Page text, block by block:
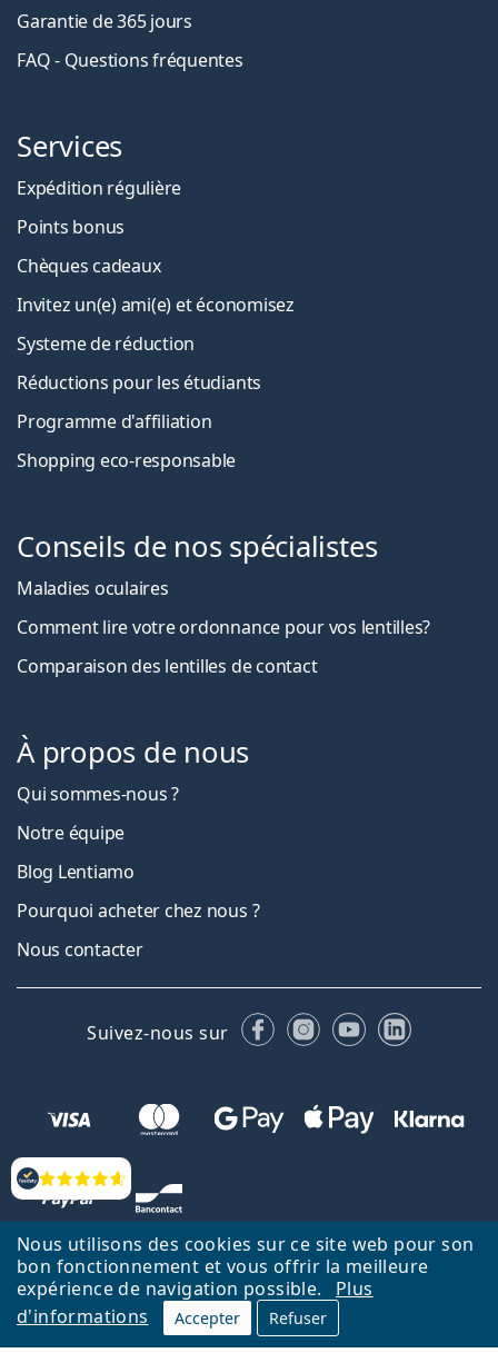
Nous utilisons des cookies sur ce site web pour son
bon fonctionnement et vous offrir la meilleure
expérience de navigation possible.
Plus
d'informations
Accepter Refuser
Évaluation
Garantie de 365 jours
FAQ - Questions fréquentes
Services
Expédition régulière
Points bonus
Chèques cadeaux
Invitez un(e) ami(e) et économisez
Systeme de réduction
Réductions pour les étudiants
Programme d'affiliation
Shopping eco-responsable
Conseils de nos spécialistes
Maladies oculaires
Comment lire votre ordonnance pour vos lentilles?
Comparaison des lentilles de contact
À propos de nous
Qui sommes-nous ?
Notre équipe
Blog Lentiamo
Pourquoi acheter chez nous ?
Nous contacter
Suivez-nous sur FacebookInstagram
YouTubeLinkedIn
Retour à la page d'accueil Haut Nederlands